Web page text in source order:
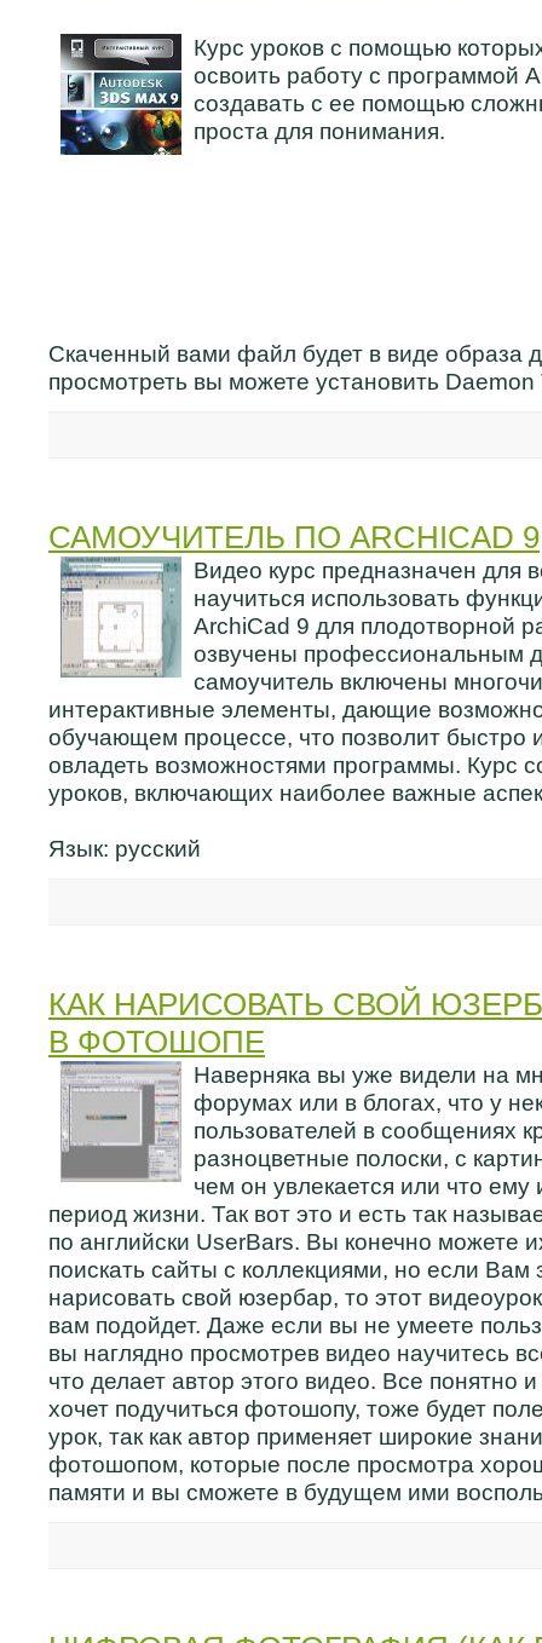
Курс уроков с помощью
освоить работу с программой
создавать с ее помощью
проста для понимания.
Скаченный вами файл будет в виде образа
просмотреть вы можете установить Daemon
САМОУЧИТЕЛЬ ПО ARCHICAD 9
Видео курс предназначен для
научиться использовать
ArchiCad 9 для плодотворной
озвучены профессиональным
самоучитель включены
интерактивные элементы, дающие
обучающем процессе, что позволит быстро
овладеть возможностями программы. Курс
уроков, включающих наиболее важные
Язык: русский
КАК НАРИСОВАТЬ СВОЙ
В ФОТОШОПЕ
Наверняка вы уже видели на
форумах или в блогах, что у
пользователей в сообщениях
разноцветные полоски, с
чем он увлекается или что
период жизни. Так вот это и есть так
по английски UserBars. Вы конечно можете
поискать сайты с коллекциями, но если Вам
нарисовать свой юзербар, то этот видеоурок
вам подойдет. Даже если вы не умеете
вы наглядно просмотрев видео научитесь
что делает автор этого видео. Все понятно
хочет подучиться фотошопу, тоже будет
урок, так как автор применяет широкие
фотошопом, которые после просмотра
памяти и вы сможете в будущем ими